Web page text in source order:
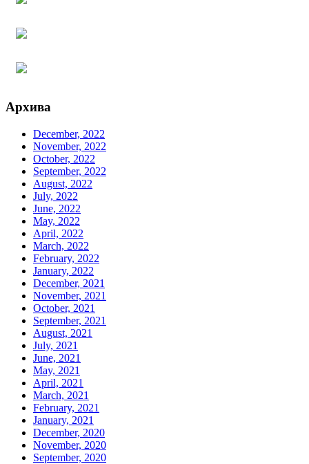
Архива
December, 2022
November, 2022
October, 2022
September, 2022
August, 2022
July, 2022
June, 2022
May, 2022
April, 2022
March, 2022
February, 2022
January, 2022
December, 2021
November, 2021
October, 2021
September, 2021
August, 2021
July, 2021
June, 2021
May, 2021
April, 2021
March, 2021
February, 2021
January, 2021
December, 2020
November, 2020
September, 2020